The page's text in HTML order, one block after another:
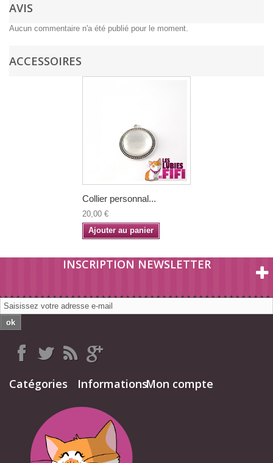
AVIS
Aucun commentaire n'a été publié pour le moment.
ACCESSOIRES
Collier personnal...
20,00 €
Ajouter au panier
INSCRIPTION NEWSLETTER
ok
Catégories InformationsMon compte